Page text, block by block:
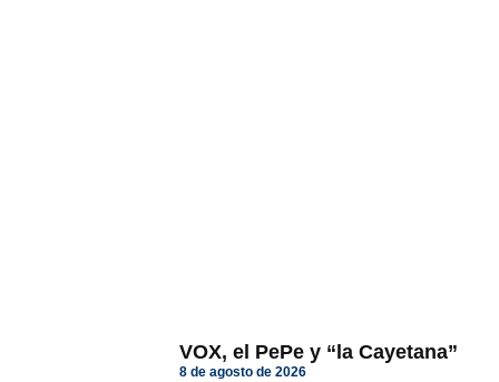
VOX, el PePe y “la Cayetana”
8 de agosto de 2026